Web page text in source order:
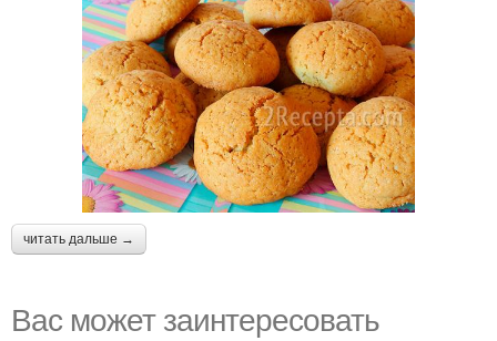
читать дальше →
Вас может заинтересовать